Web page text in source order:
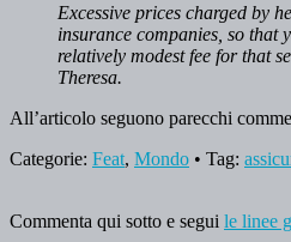
Excessive prices charged by
insurance companies, so that
relatively modest fee for that
Theresa.
All’articolo seguono parecchi
Categorie: Feat, Mondo • Tag:
Commenta qui sotto e segui le linee